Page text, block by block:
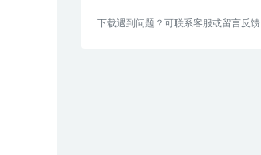
下载遇到问题？可联系客服或留言反馈